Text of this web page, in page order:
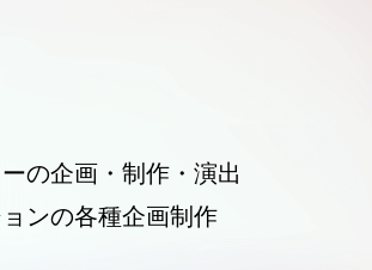
の企画・制作・演出
ンの各種企画制作